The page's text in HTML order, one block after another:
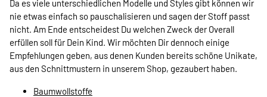
Da es viele unterschiedlichen Modelle und Styles gibt können wir
nie etwas einfach so pauschalisieren und sagen der Stoff passt
nicht. Am Ende entscheidest Du welchen Zweck der Overall
erfüllen soll für Dein Kind. Wir möchten Dir dennoch einige
Empfehlungen geben, aus denen Kunden bereits schöne Unikate,
aus den Schnittmustern in unserem Shop, gezaubert haben.
Baumwollstoffe